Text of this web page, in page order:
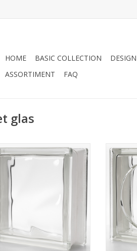
HOME BASIC COLLECTION
ASSORTIMENT
FAQ
glas
glasblok heeft een gewolkt
De glazen bouwsteen is
en heeft golfjes in het
Onze stenen zijn geschikt
binnen én buitengebruik.
Deze stenen hebben wij op
de stenen leveren wij
in dozen. Klasse 1 kwaliteit.
AAN WINKELWAGEN
Deze
sinds
het